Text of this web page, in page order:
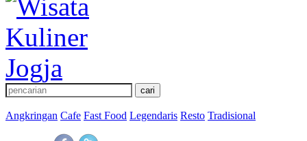
Angkringan Cafe Fast Food Legendaris Resto Tradisional